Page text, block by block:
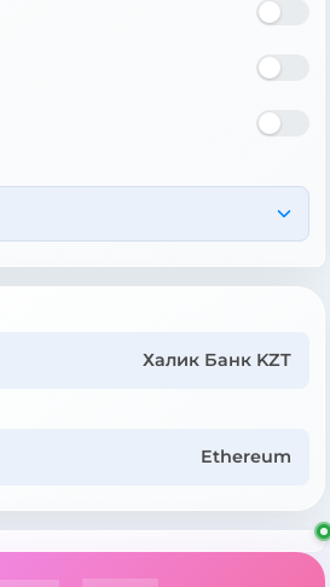
Халик Банк KZT
Ethereum